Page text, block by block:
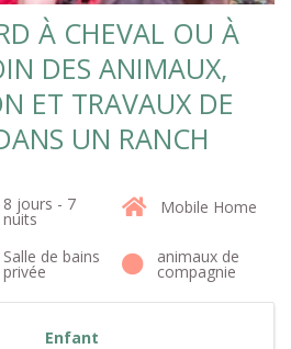
À CHEVAL OU À
DES ANIMAUX,
ET TRAVAUX DE
UN RANCH
8 jours - 7
nuits
Mobile Home
Salle de bains
privée
animaux de
compagnie
Enfant